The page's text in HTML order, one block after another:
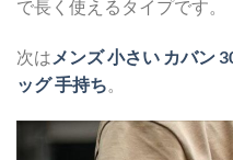
で長く使えるタイプです。
次は メンズ 小さい カバン
ッグ 手持ち